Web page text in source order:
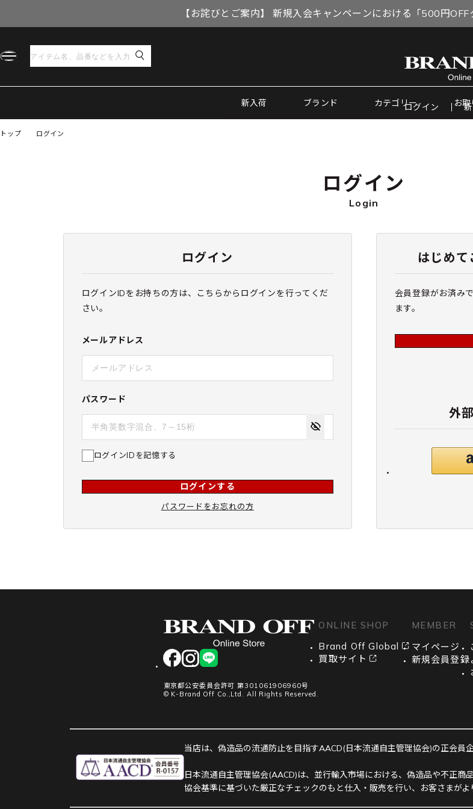
【お詫びとご案内】 新規入会キャンペーンにおける「500円
新入荷 ブランド カテゴリー お
ログイン
トップ ログイン
ログイン
Login
ログイン
ログインIDをお持ちの方は、こちらからログインを行ってくだ
さい。
メールアドレス
パスワード
ログインIDを記憶する
ログインする
パスワードをお忘れの方
はじめ
会員登録がお済み
ます。
外
facebookinstagram
LINE
東京都公安委員会許可 第301061906960号
© K-Brand Off Co.,Ltd. All Rights Reserved.
ONLINE SHOP
Brand Off Global
買取サイト
MEMBER
マイページ
新規会員登録
当店は、偽造品の流通防止を目指すAACD(日本流通自主管理協会)の正会員
日本流通自主管理協会(AACD)は、並行輸入市場における、偽造品や不正商
協会基準に基づいた厳正なチェックのもと仕入・販売を行い、お客さまがよ